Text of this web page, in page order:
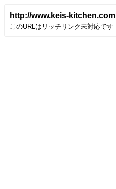
http://www.keis-kitchen.com
このURLはリッチリンク未対応です